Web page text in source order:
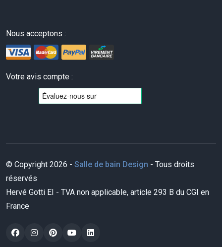
Nous acceptons :
Votre avis compte :
© Copyright 2026 - Salle de bain Design - Tous droits
réservés
Hervé Gotti EI - TVA non applicable, article 293 B du CGI en
France